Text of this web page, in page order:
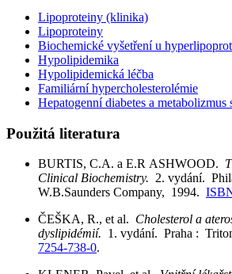
Lipoproteiny (klinika)
Lipoproteiny
Biochemické vyšetření u
Hypolipidemika
Hypolipidemická léčba
Familiární hypercholesterolémie
Hepatogenní diabetes a metabolizmus
Použitá literatura
BURTIS, C.A. a E.R ASHWOOD.
Clinical Biochemistry. 2. vydání.
W.B.Saunders Company, 1994.
ČEŠKA, R., et al. Cholesterol a
dyslipidémií. 1. vydání. Praha :
7254-738-0.